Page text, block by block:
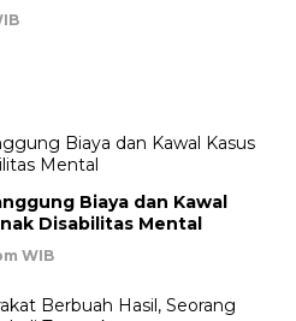
Biaya dan Kawal
Disabilitas Mental
WIB